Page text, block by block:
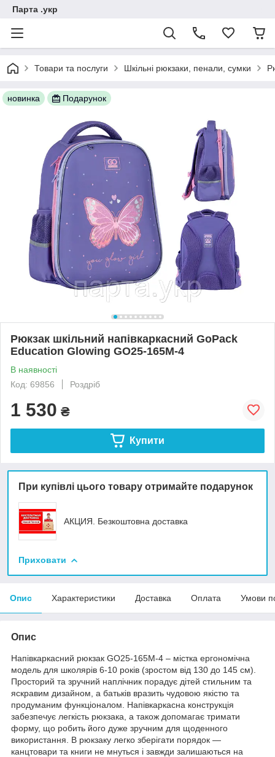
Парта .укр
Товари та послуги Шкільні рюкзаки, пенали, сумки
новинка Подарунок
Рюкзак шкільний напівкаркасний GoPack
Education Glowing GO25-165M-4
В наявності
Код: 69856
Роздріб
1 530 ₴
Купити
При купівлі цього товару отримайте подарунок
АКЦИЯ. Безкоштовна доставка
Приховати
Опис Характеристики Доставка Оплата Умови
Опис
Напівкаркасний рюкзак GO25-165M-4 – містка ергономічна
модель для школярів 6-10 років (зростом від 130 до 145 см).
Просторий та зручний наплічник порадує дітей стильним та
яскравим дизайном, а батьків вразить чудовою якістю та
продуманим функціоналом. Напівкаркасна конструкція
забезпечує легкість рюкзака, а також допомагає тримати
форму, що робить його дуже зручним для щоденного
використання. В рюкзаку легко зберігати порядок —
канцтовари та книги не мнуться і завжди залишаються на